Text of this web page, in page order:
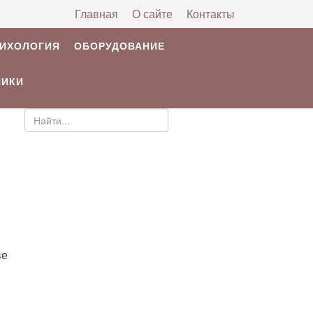
Контакты
О сайте
Главная
ОБОРУДОВАНИЕ